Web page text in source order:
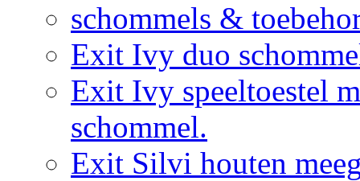
schommels &
Exit Ivy duo
Exit Ivy speeltoestel
schommel.
Exit Silvi houten